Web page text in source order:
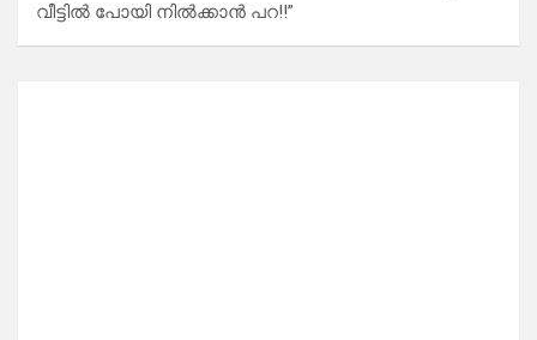
വീട്ടിൽ പോയി നിൽക്കാൻ പറ!!”